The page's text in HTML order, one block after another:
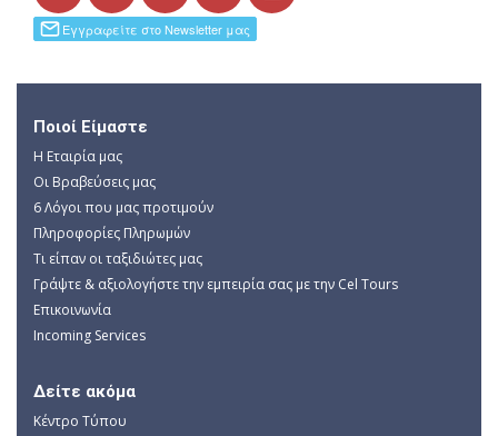
Ποιοί Είμαστε
Η Εταιρία μας
Οι Βραβεύσεις μας
6 Λόγοι που μας προτιμούν
Πληροφορίες Πληρωμών
Τι είπαν οι ταξιδιώτες μας
Γράψτε & αξιολογήστε την εμπειρία σας με την Cel Tours
Επικοινωνία
Incoming Services
Δείτε ακόμα
Κέντρο Τύπου